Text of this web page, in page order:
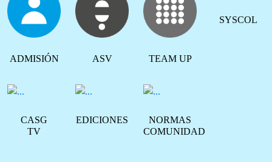
ADMISIÓN ASV TEAM UP
SYSCOL
CASG
TV
EDICIONES
NORMAS
COMUNIDAD